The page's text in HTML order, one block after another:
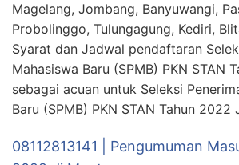
Magelang, Jombang, Banyuwangi,
Probolinggo, Tulungagung, Kediri,
Syarat dan Jadwal pendaftaran
Mahasiswa Baru (SPMB) PKN STAN
sebagai acuan untuk Seleksi
Baru (SPMB) PKN STAN Tahun
08112813141 | Pengumuman